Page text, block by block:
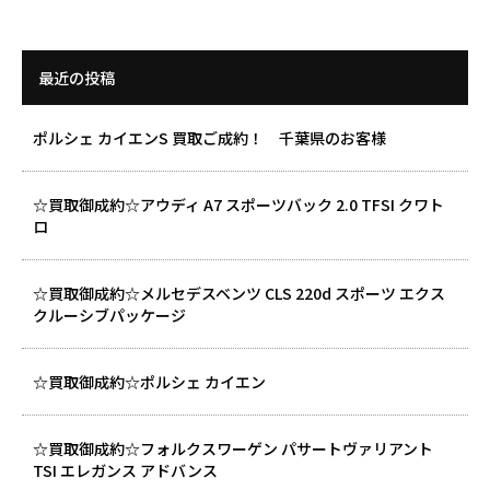
最近の投稿
ポルシェ カイエンS 買取ご成約！ 千葉県のお客様
☆買取御成約☆アウディ A7 スポーツバック 2.0 TFSI クワト
ロ
☆買取御成約☆メルセデスベンツ CLS 220d スポーツ エクス
クルーシブパッケージ
☆買取御成約☆ポルシェ カイエン
☆買取御成約☆フォルクスワーゲン パサートヴァリアント
TSI エレガンス アドバンス